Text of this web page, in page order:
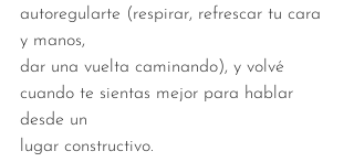
autoregularte (respirar, refrescar tu cara
y manos,
dar una vuelta caminando), y volvé
cuando te sientas mejor para hablar
desde un
lugar constructivo.